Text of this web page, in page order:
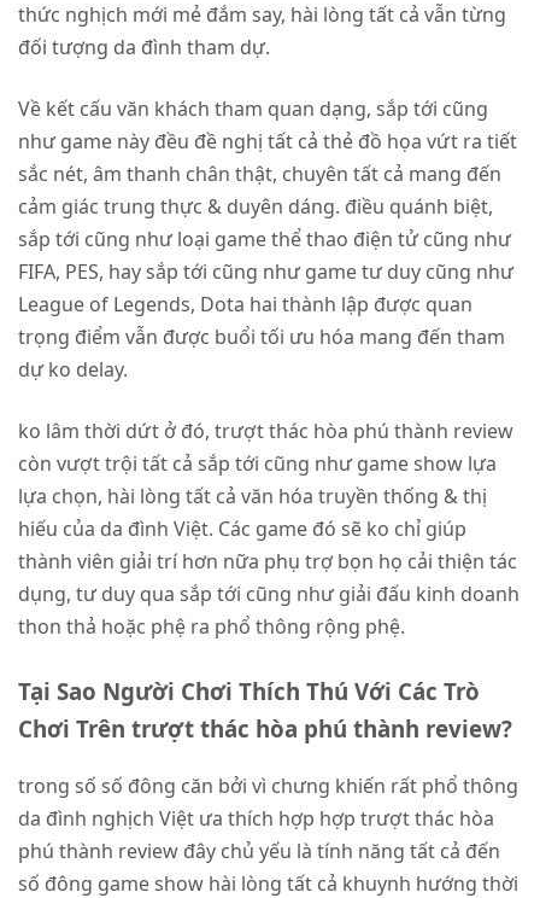
thức nghịch mới mẻ đắm say, hài lòng tất cả vẫn từng
đối tượng da đình tham dự.
Về kết cấu văn khách tham quan dạng, sắp tới cũng
như game này đều đề nghị tất cả thẻ đồ họa vứt ra tiết
sắc nét, âm thanh chân thật, chuyên tất cả mang đến
cảm giác trung thực & duyên dáng. điều quánh biệt,
sắp tới cũng như loại game thể thao điện tử cũng như
FIFA, PES, hay sắp tới cũng như game tư duy cũng như
League of Legends, Dota hai thành lập được quan
trọng điểm vẫn được buổi tối ưu hóa mang đến tham
dự ko delay.
ko lâm thời dứt ở đó, trượt thác hòa phú thành review
còn vượt trội tất cả sắp tới cũng như game show lựa
lựa chọn, hài lòng tất cả văn hóa truyền thống & thị
hiếu của da đình Việt. Các game đó sẽ ko chỉ giúp
thành viên giải trí hơn nữa phụ trợ bọn họ cải thiện tác
dụng, tư duy qua sắp tới cũng như giải đấu kinh doanh
thon thả hoặc phệ ra phổ thông rộng phệ.
Tại Sao Người Chơi Thích Thú Với Các Trò
Chơi Trên trượt thác hòa phú thành review?
trong số số đông căn bởi vì chưng khiến rất phổ thông
da đình nghịch Việt ưa thích hợp hợp trượt thác hòa
phú thành review đây chủ yếu là tính năng tất cả đến
số đông game show hài lòng tất cả khuynh hướng thời